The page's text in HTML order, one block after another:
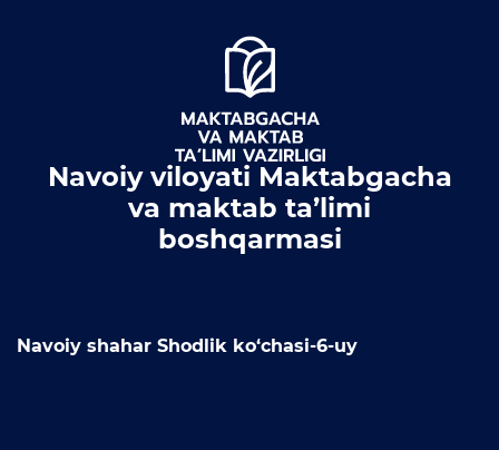
Ochiq ma'lumotlar to'plami
Hujjatlar
Navoiy viloyati Maktabgacha
va maktab ta’limi
boshqarmasi
Navoiy shahar Shodlik ko‘chasi-6-uy